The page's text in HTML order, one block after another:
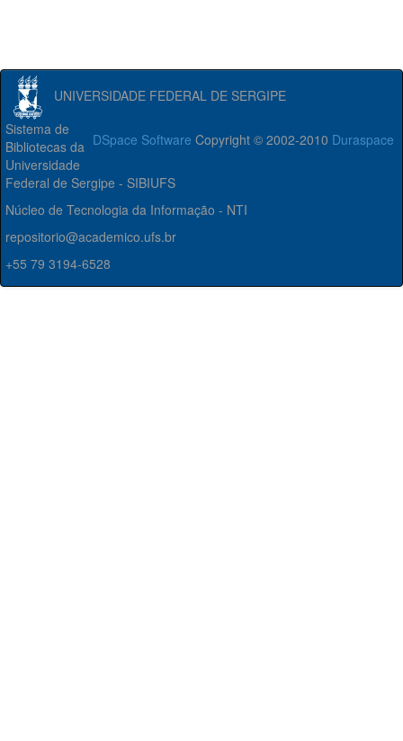
UNIVERSIDADE FEDERAL DE SERGIPE
DSpace Software Copyright © 2002-2010 Duraspace
Sistema de
Bibliotecas da
Universidade
Federal de Sergipe - SIBIUFS
Núcleo de Tecnologia da Informação - NTI
repositorio@academico.ufs.br
+55 79 3194-6528